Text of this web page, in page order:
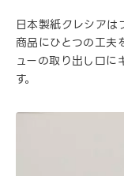
日本製紙クレシアは
商品にひとつの工夫
ューの取り出し口に
す。